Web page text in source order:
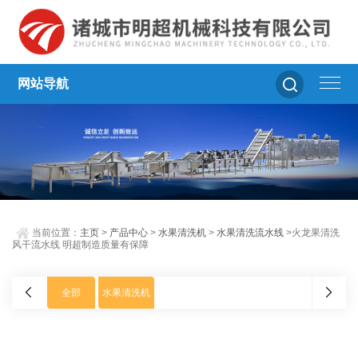
网站导航
当前位置： 主页 > 产品中心 >水果清洗机 >水果清洗流水线 >火龙果清洗
风干流水线 明超制造质量有保障
全部 水果清洗机